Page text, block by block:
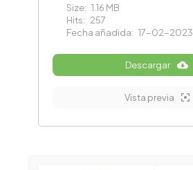
Size: 1.16 MB
Hits: 257
Fecha añadida: 17-02-2023
Descargar
Vista previa